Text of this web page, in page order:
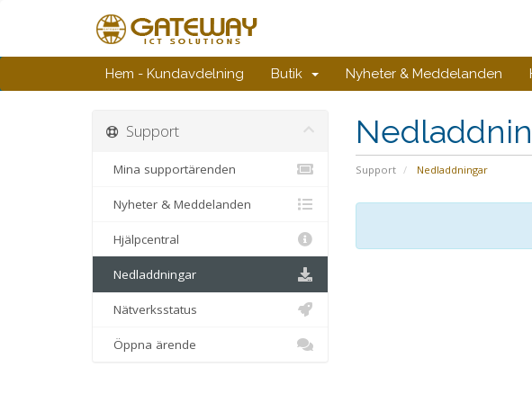
Hem - Kundavdelning Butik Nyheter & Meddelanden
Support Nedladdningar
Support
Mina supportärenden
Nyheter & Meddelanden
Hjälpcentral
Nedladdningar
Nätverksstatus
Öppna ärende